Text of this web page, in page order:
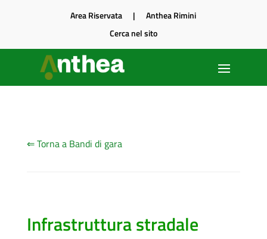
Area Riservata |Anthea Rimini
Cerca nel sito
⇐ Torna a Bandi di gara
Infrastruttura stradale